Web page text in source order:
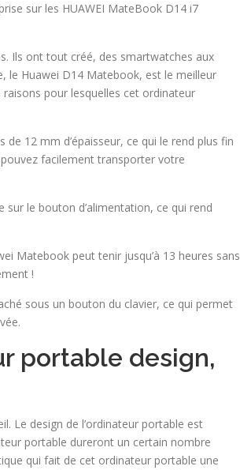
sur les HUAWEI MateBook D14 i7
Ils ont tout créé, des smartwatches aux
le Huawei D14 Matebook, est le meilleur
pour lesquelles cet ordinateur
12 mm d’épaisseur, ce qui le rend plus fin
facilement transporter votre
le bouton d’alimentation, ce qui rend
Matebook peut tenir jusqu’à 13 heures sans
!
sous un bouton du clavier, ce qui permet
portable design,
Le design de l’ordinateur portable est
portable dureront un certain nombre
qui fait de cet ordinateur portable une